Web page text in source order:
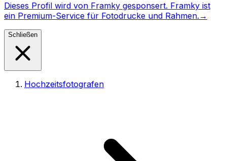
Dieses Profil wird von Framky gesponsert. Framky ist
ein Premium-Service für Fotodrucke und Rahmen. →
Schließen
Hochzeitsfotografen